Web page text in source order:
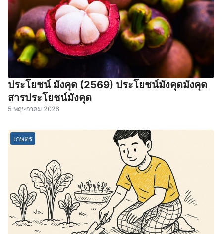
ประโยชน์ มังคุด (2569) ประโยชน์มังคุดมังคุด
สารประโยชน์มังคุด
5 พฤษภาคม 2026
เกษตร